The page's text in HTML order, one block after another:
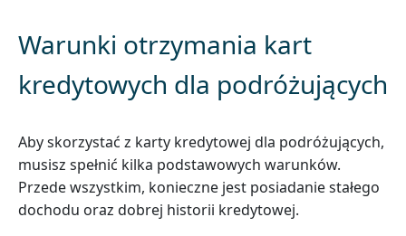
Warunki otrzymania kart
kredytowych dla podróżujących
Aby skorzystać z karty kredytowej dla podróżujących,
musisz spełnić kilka podstawowych warunków.
Przede wszystkim, konieczne jest posiadanie stałego
dochodu oraz dobrej historii kredytowej.